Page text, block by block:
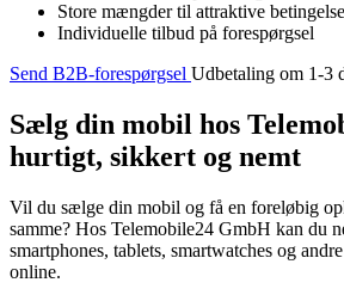
Store mængder til attraktive
Individuelle tilbud på forespørgsel
Send B2B-forespørgsel Udbetaling om 1-3
Sælg din mobil hos
hurtigt, sikkert og nemt
Vil du sælge din mobil og få en foreløbig
samme? Hos Telemobile24 GmbH kan du
smartphones, tablets, smartwatches og
online.